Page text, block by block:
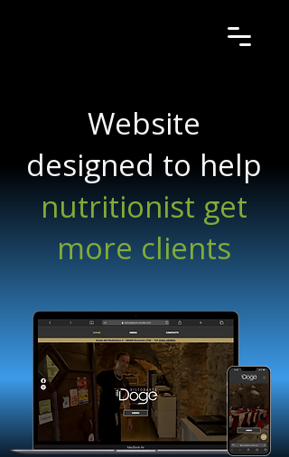
Website
designed to help
nutritionist get
more clients